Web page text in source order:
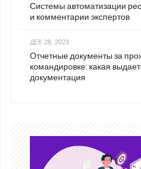
Системы автоматизации
и комментарии экспертов
ДЕК 28, 2023
Отчетные документы за
командировке: какая
документация